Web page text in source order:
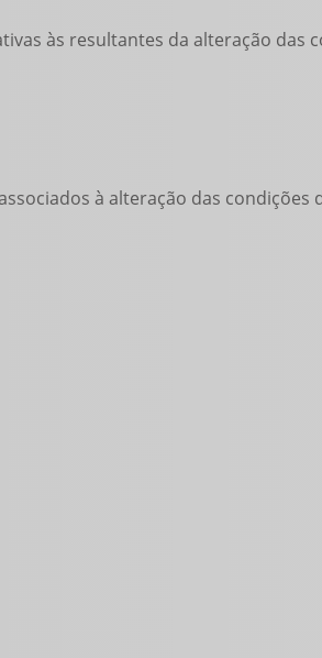
às resultantes da alteração das
à alteração das condições